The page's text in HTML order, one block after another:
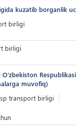
kuzatib borganlik
birligi
birligi
muvofiq)
transport birligi